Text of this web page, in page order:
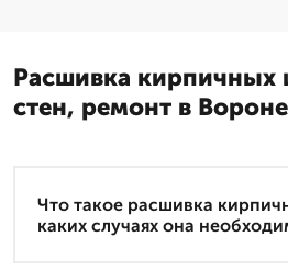
Расшивка кирпичных
стен, ремонт в
Что такое расшивка
каких случаях она